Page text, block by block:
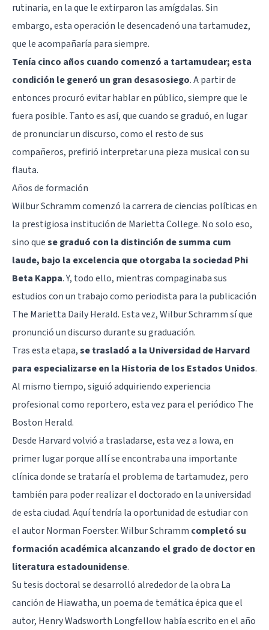
rutinaria, en la que le extirparon las amígdalas. Sin
embargo, esta operación le desencadenó una tartamudez,
que le acompañaría para siempre.
Tenía cinco años cuando comenzó a tartamudear; esta
condición le generó un gran desasosiego. A partir de
entonces procuró evitar hablar en público, siempre que le
fuera posible. Tanto es así, que cuando se graduó, en lugar
de pronunciar un discurso, como el resto de sus
compañeros, prefirió interpretar una pieza musical con su
flauta.
Años de formación
Wilbur Schramm comenzó la carrera de ciencias políticas en
la prestigiosa institución de Marietta College. No solo eso,
sino quese graduó con la distinción de summa cum
laude, bajo la excelencia que otorgaba la sociedad Phi
Beta Kappa. Y, todo ello, mientras compaginaba sus
estudios con un trabajo como periodista para la publicación
The Marietta Daily Herald. Esta vez, Wilbur Schramm sí que
pronunció un discurso durante su graduación.
Tras esta etapa,se trasladó a la Universidad de Harvard
para especializarse en la Historia de los Estados Unidos.
Al mismo tiempo, siguió adquiriendo experiencia
profesional como reportero, esta vez para el periódico The
Boston Herald.
Desde Harvard volvió a trasladarse, esta vez a Iowa, en
primer lugar porque allí se encontraba una importante
clínica donde se trataría el problema de tartamudez, pero
también para poder realizar el doctorado en la universidad
de esta ciudad. Aquí tendría la oportunidad de estudiar con
el autor Norman Foerster. Wilbur Schramm completó su
formación académica alcanzando el grado de doctor en
literatura estadounidense.
Su tesis doctoral se desarrolló alrededor de la obra La
canción de Hiawatha, un poema de temática épica que el
autor, Henry Wadsworth Longfellow había escrito en el año